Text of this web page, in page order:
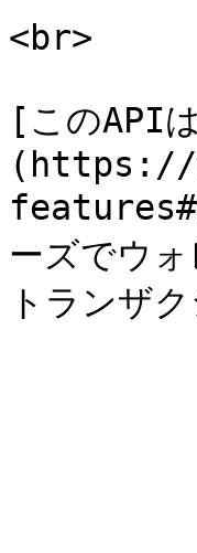
<br>
[このAPI
(https://
ーズでウ